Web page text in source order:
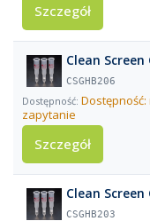
Szczegół
Clean
CSGHB206
Dostępność:
zapytanie
Szczegół
Clean
CSGHB203